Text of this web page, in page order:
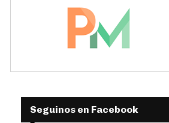
Seguinos en Facebook